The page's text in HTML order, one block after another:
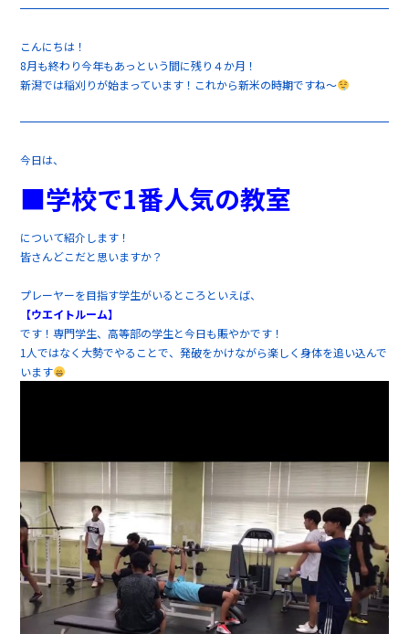
こんにちは！
8月も終わり今年もあっという間に残り４か月！
新潟では稲刈りが始まっています！これから新米の時期ですね～
今日は、
■学校で1番人気の教室
について紹介します！
皆さんどこだと思いますか？
プレーヤーを目指す学生がいるところといえば、
【ウエイトルーム】
です！専門学生、高等部の学生と今日も賑やかです！
1人ではなく大勢でやることで、発破をかけながら楽しく身体を追い込んで
います